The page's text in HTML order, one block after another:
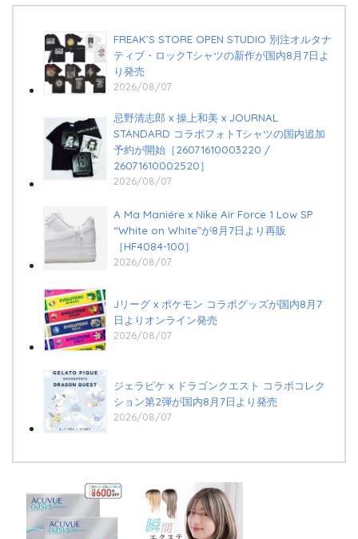
FREAK’S STORE OPEN STUDIO 別注オルタナ
ティブ・ロックTシャツの新作が国内8月7日よ
り発売
2026/08/07
忌野清志郎 x 操上和美 x JOURNAL
STANDARD コラボフォトTシャツの国内追加
予約が開始［26071610003220 /
26071610002520］
2026/08/07
A Ma Maniére x Nike Air Force 1 Low SP
“White on White”が8月7日より再販
［HF4084-100］
2026/08/07
Jリーグ x ポケモン コラボグッズが国内8月7
日よりオンライン発売
2026/08/07
ジェラピケ x ドラゴンクエスト コラボコレク
ション第2弾が国内8月7日より発売
2026/08/07